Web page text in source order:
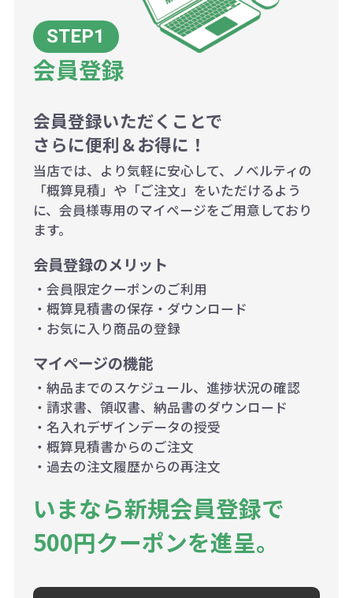
200個~499個の場合：42円（1個
当たり）
500個~999個の場合：35円（1個
1,000個以上：28円（1個当た
り）
会員登録
会員登録いただくことで
さらに便利＆お得に！
当店では、より気軽に安心して、ノベルティの
「概算見積」や「ご注文」をいただけるよう
に、会員様専用のマイページをご用意しており
ます。
会員登録のメリット
・会員限定クーポンのご利用
・概算見積書の保存・ダウンロード
・お気に入り商品の登録
マイページの機能
・納品までのスケジュール、進捗状況の確認
・請求書、領収書、納品書のダウンロード
・名入れデザインデータの授受
・概算見積書からのご注文
・過去の注文履歴からの再注文
いまなら新規会員登録で
500円クーポンを進呈。